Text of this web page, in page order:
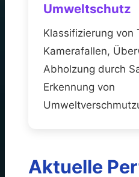
Umweltschutz
Klassifizierung von
Kamerafallen,
Abholzung durch
Erkennung von
Aktuelle